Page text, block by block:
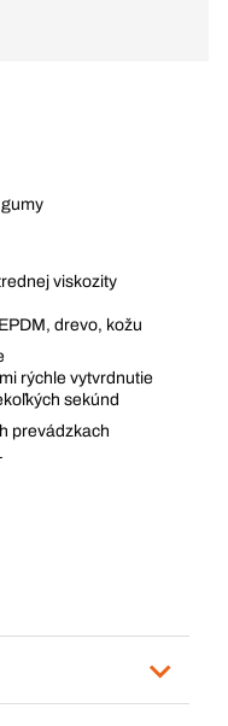
viskozity
drevo, kožu
rýchle vytvrdnutie
sekúnd
prevádzkach